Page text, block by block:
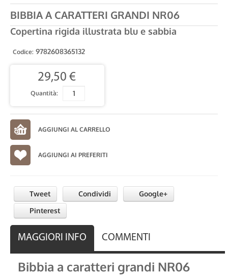
BIBBIA A CARATTERI GRANDI NR06
Copertina rigida illustrata blu e sabbia
Codice: 9782608365132
29,50 €
Quantità:
AGGIUNGI AI PREFERITI
Tweet Condividi
Google+
Pinterest
MAGGIORI INFO COMMENTI
Bibbia a caratteri grandi NR06